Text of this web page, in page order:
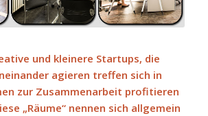
und kleinere Startups, die
agieren treffen sich in
zur Zusammenarbeit profitieren
„Räume“ nennen sich allgemein